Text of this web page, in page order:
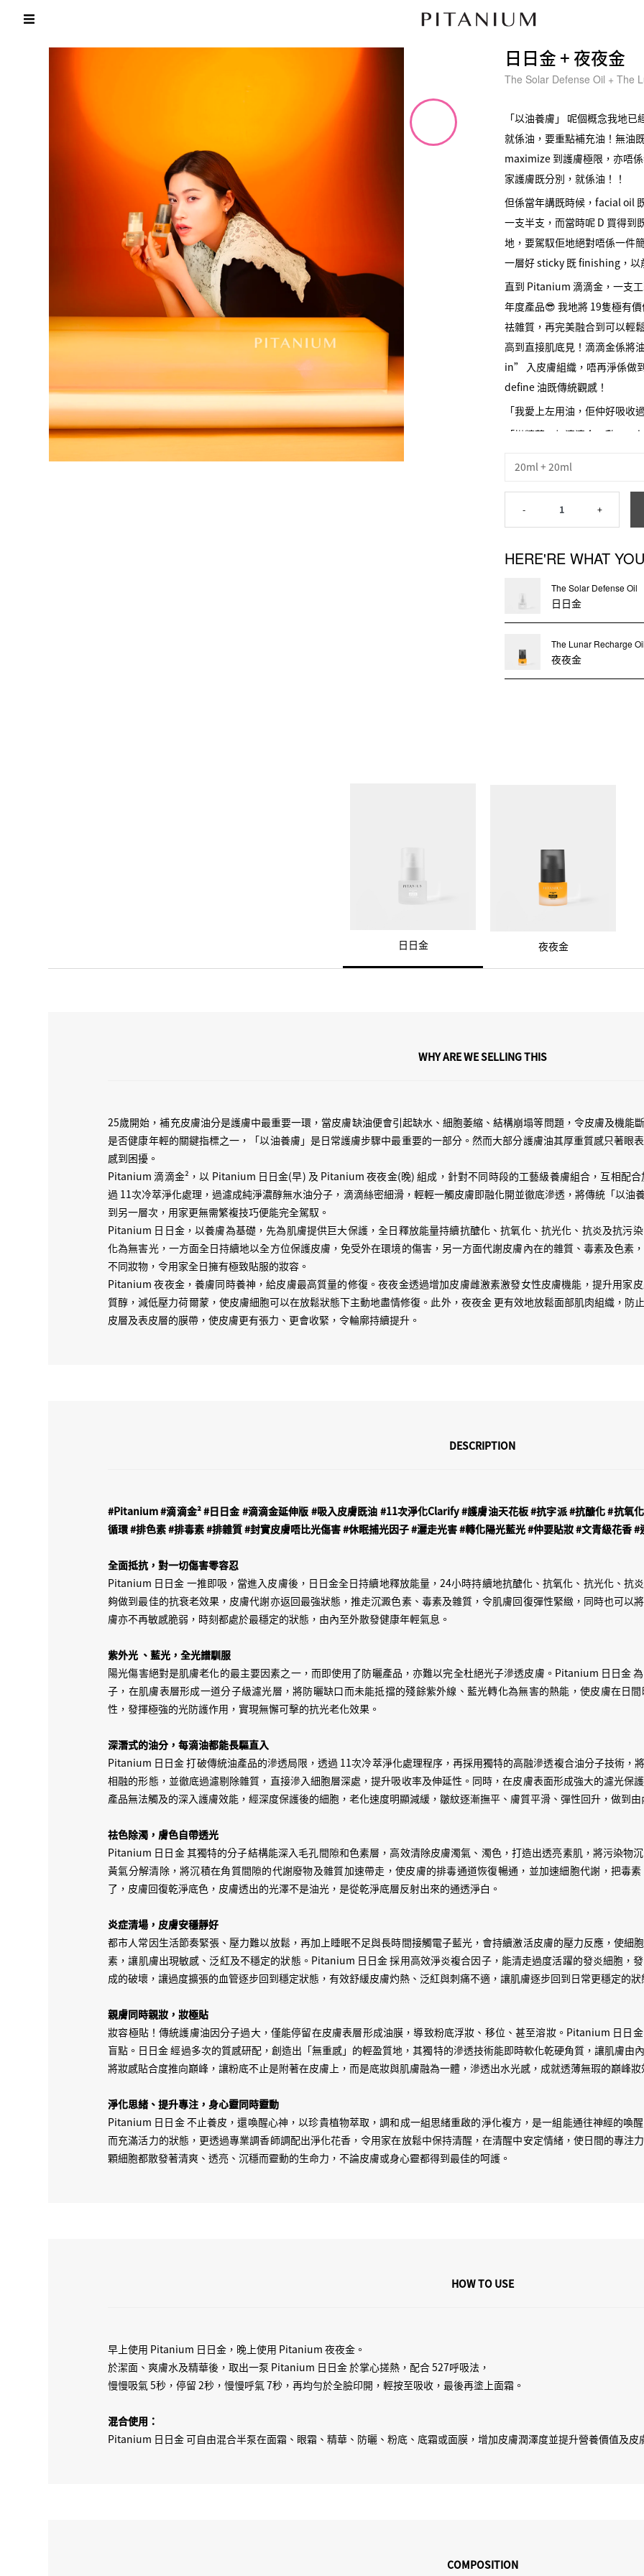
日日金 + 夜夜金
The Solar Defense Oil + The
「以油養膚」 呢個概念我地
就係油，要重點補充油！無油
maximize 到護膚極限，亦唔
家護膚既分別，就係油！！
但係當年講既時候，facial oil
一支半支，而當時呢 D 買得到
地，要駕馭佢地絕對唔係一件
一層好 sticky 既 finishing，以
直到 Pitanium 滴滴金，一支
年度產品😎 我地將 19隻極有
祛雜質，再完美融合到可以輕
高到直接肌底見！滴滴金係
in” 入皮膚組織，唔再淨係做
define 油既傳統觀感！
「我愛上左用油，佢仲好吸收
「搽精華，加滴滴金，敷
毒素走得快，營養輸送非常澎
膚質去返全盛時期！
Sor🙏🏻 久候了！半年前決定
當時我地手上已經有一個滴滴
緻既「以油養膚」，升左去另
aggressive！好緊要！分子
Pitanium 滴滴金²，我地將滴
面 clarify 次數增加到 11次，
地 blend in 入皮膚，無論伸
色愈黎愈少，手指摸落充滿回
落妝就會發現！落左妝，D 皮
會幫皮膚保鮮，keep 住用佢
雜質！！
有光既地方！佢話事！香港 D
會完全封實呢 D 防曬缺口，唔
光因子，當佢進入皮膚結構入
皮膚靚！個妝都要靚！！我地
日金🌞既配方時，淨係
就係一支深化版強化版既滴滴
start button！佢會強化微血流
激素 redirect 養分去皮膚！佢
復！夜夜金🌛 已經唔止係養膚
訓，佢令我覺得自己既皮膚好
埋要化妝，而 夜夜金🌛我地針
帶，強化番呢層膜帶，令慢慢
番實，皮膚有番張力，收緊，
Pitanium 滴滴金²，連聞都有
味道！！527呼吸法！吱要既
秒，停 2秒，慢慢呼 7秒！2次
訓，要 maximize 護膚極限，
20ml + 20ml
- 1 +
HERE'RE WHAT
The Solar Defense Oil
日日金
The Lunar Recharge Oil
夜夜金
日日金 夜夜金
WHY ARE WE SELLING THIS
25歲開始，補充皮膚油分是護膚中最重要一環，當皮膚缺油便會引起缺水、細胞萎縮、結構崩塌等問題，令皮膚及機能
是否健康年輕的關鍵指標之一，「以油養膚」是日常護膚步驟中最重要的一部分。然而大部分護膚油其厚重質感只著眼
感到困擾。
Pitanium 滴滴金²，以 Pitanium 日日金(早) 及 Pitanium 夜夜金(晚) 組成，針對不同時段的工藝級養膚組合，互相配
過 11次冷萃淨化處理，過濾成純淨濃醇無水油分子，滴滴絲密細滑，輕輕一觸皮膚即融化開並徹底滲透，將傳統「以油
到另一層次，用家更無需繁複技巧便能完全駕馭。
Pitanium 日日金，以養膚為基礎，先為肌膚提供巨大保護，全日釋放能量持續抗醣化、抗氧化、抗光化、抗炎及抗污
化為無害光，一方面全日持續地以全方位保護皮膚，免受外在環境的傷害，另一方面代謝皮膚內在的雜質、毒素及色素
不同妝物，令用家全日擁有極致貼服的妝容。
Pitanium 夜夜金，養膚同時養神，給皮膚最高質量的修復。夜夜金透過增加皮膚雌激素激發女性皮膚機能，提升用家
質醇，減低壓力荷爾蒙，使皮膚細胞可以在放鬆狀態下主動地盡情修復。此外，夜夜金 更有效地放鬆面部肌肉組織，防
皮層及表皮層的膜帶，使皮膚更有張力、更會收緊，令輪廓持續提升。
DESCRIPTION
#Pitanium #滴滴金² #日日金 #滴滴金延伸版 #吸入皮膚既油 #11次淨化Clarify #護膚油天花板 #抗字派 #抗醣化 #抗氧
循環 #排色素 #排毒素 #排雜質 #封實皮膚唔比光傷害 #休眠捕光因子 #灑走光害 #轉化陽光藍光 #仲要貼妝 #文青級花香
全面抵抗，對一切傷害零容忍
Pitanium 日日金 一推即吸，當進入皮膚後，日日金全日持續地釋放能量，24小時持續地抗醣化、抗氧化、抗光化、抗
夠做到最佳的抗衰老效果，皮膚代謝亦返回最強狀態，推走沉澱色素、毒素及雜質，令肌膚回復彈性緊緻，同時也可以
膚亦不再敏感脆弱，時刻都處於最穩定的狀態，由內至外散發健康年輕氣息。
紫外光 、藍光，全光譜馴服
陽光傷害絕對是肌膚老化的最主要因素之一，而即使用了防曬產品，亦難以完全杜絕光子滲透皮膚。Pitanium 日日金
子，在肌膚表層形成一道分子級濾光層，將防曬缺口而未能抵擋的殘餘紫外線、藍光轉化為無害的熱能，使皮膚在日
性，發揮極強的光防護作用，實現無懈可擊的抗光老化效果。
深潛式的油分，每滴油都能長驅直入
Pitanium 日日金 打破傳統油產品的滲透局限，透過 11次冷萃淨化處理程序，再採用獨特的高融滲透複合油分子技術，
相融的形態，並徹底過濾剔除雜質，直接滲入細胞層深處，提升吸收率及伸延性。同時，在皮膚表面形成強大的濾光保
產品無法觸及的深入護膚效能，經深度保護後的細胞，老化速度明顯減緩，皺紋逐漸撫平、膚質平滑、彈性回升，做到
祛色除濁，膚色自帶透光
Pitanium 日日金 其獨特的分子結構能深入毛孔間隙和色素層，高效清除皮膚濁氣、濁色，打造出透亮素肌，將污染物
黃氣分解清除，將沉積在角質間隙的代謝廢物及雜質加速帶走，使皮膚的排毒通道恢復暢通，並加速細胞代謝，把毒
了，皮膚回復乾淨底色，皮膚透出的光澤不是油光，是從乾淨底層反射出來的通透淨白。
炎症清場，皮膚安穩靜好
都市人常因生活節奏緊張、壓力難以放鬆，再加上睡眠不足與長時間接觸電子藍光，會持續激活皮膚的壓力反應，使細
素，讓肌膚出現敏感、泛紅及不穩定的狀態。Pitanium 日日金 採用高效淨炎複合因子，能清走過度活躍的發炎細胞，
成的破壞，讓過度擴張的血管逐步回到穩定狀態，有效舒緩皮膚灼熱、泛紅與刺痛不適，讓肌膚逐步回到日常更穩定的狀
親膚同時親妝，妝極貼
妝容極貼！傳統護膚油因分子過大，僅能停留在皮膚表層形成油膜，導致粉底浮妝、移位、甚至溶妝。Pitanium 日日
盲點。日日金 經過多次的質感研配，創造出「無重感」的輕盈質地，其獨特的滲透技術能即時軟化乾硬角質，讓肌膚由
將妝感貼合度推向巔峰，讓粉底不止是附著在皮膚上，而是底妝與肌膚融為一體，滲透出水光感，成就透薄無瑕的巔峰妝
淨化思緒、提升專注，身心靈同時靈動
Pitanium 日日金 不止養皮，還喚醒心神，以珍貴植物萃取，調和成一組思緒重啟的淨化複方，是一組能通往神經的喚
而充滿活力的狀態，更透過專業調香師調配出淨化花香，令用家在放鬆中保持清醒，在清醒中安定情緒，使日間的專注
顆細胞都散發著清爽、透亮、沉穩而靈動的生命力，不論皮膚或身心靈都得到最佳的呵護。
HOW TO USE
早上使用 Pitanium 日日金，晚上使用 Pitanium 夜夜金。
於潔面、爽膚水及精華後，取出一泵 Pitanium 日日金 於掌心搓熱，配合 527呼吸法，
慢慢吸氣 5秒，停留 2秒，慢慢呼氣 7秒，再均勻於全臉印開，輕按至吸收，最後再塗上面霜。
混合使用：
Pitanium 日日金 可自由混合半泵在面霜、眼霜、精華、防曬、粉底、底霜或面膜，增加皮膚潤澤度並提升營養價值及皮
COMPOSITION